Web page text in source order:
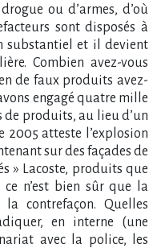
ou d’armes, d’où
sont disposés à
substantiel et il devient
Combien avez-vous
de faux produits avez-
engagé quatre mille
produits, au lieu d’un
2005 atteste l’explosion
sur des façades de
» Lacoste, produits que
n’est bien sûr que la
contrefaçon. Quelles
en interne (une
avec la police, les